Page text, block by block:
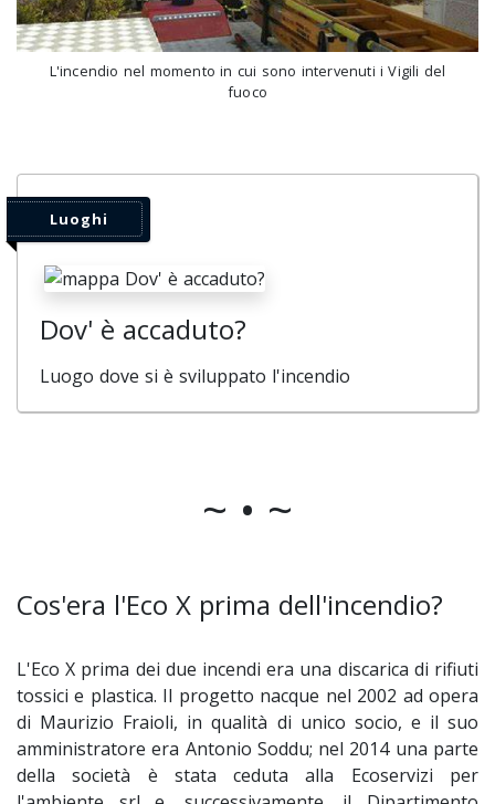
L'incendio nel momento in cui sono intervenuti i Vigili del
fuoco
Luoghi
Dov' è accaduto?
Luogo dove si è sviluppato l'incendio
~ • ~
Cos'era l'Eco X prima dell'incendio?
L'Eco X prima dei due incendi era una discarica di rifiuti
tossici e plastica. Il progetto nacque nel 2002 ad opera
di Maurizio Fraioli, in qualità di unico socio, e il suo
amministratore era Antonio Soddu; nel 2014 una parte
della società è stata ceduta alla Ecoservizi per